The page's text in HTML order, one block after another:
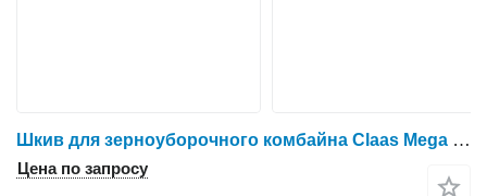
Шкив для зерноуборочного комбайна Claas Mega Dominator 86 | 98 | 118
Цена по запросу